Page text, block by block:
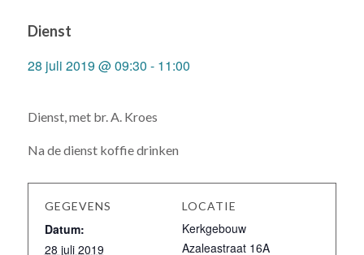
Dienst
28 juli 2019 @ 09:30 - 11:00
Dienst, met br. A. Kroes
Na de dienst koffie drinken
GEGEVENS
Datum:
28 juli 2019
LOCATIE
Kerkgebouw
Azaleastraat 16A